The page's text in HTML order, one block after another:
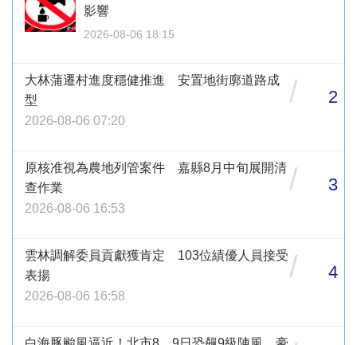
影響
2026-08-06 18:15
大林蒲遷村進度穩健推進 安置地街廓道路成
型
2026-08-06 07:20
/ 2
原核准視為農地列管案件 嘉縣8月中旬展開清
查作業
2026-08-06 16:53
/ 3
雲林調解委員貢獻獲肯定 103位績優人員接受
表揚
2026-08-06 16:58
/ 4